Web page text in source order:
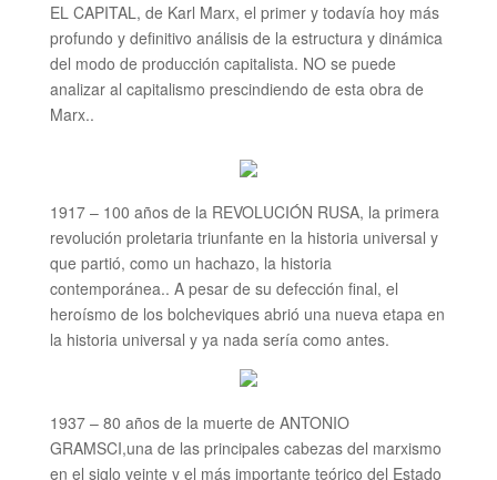
EL CAPITAL, de Karl Marx, el primer y todavía hoy más
profundo y definitivo análisis de la estructura y dinámica
del modo de producción capitalista. NO se puede
analizar al capitalismo prescindiendo de esta obra de
Marx..
1917 – 100 años de la REVOLUCIÓN RUSA, la primera
revolución proletaria triunfante en la historia universal y
que partió, como un hachazo, la historia
contemporánea.. A pesar de su defección final, el
heroísmo de los bolcheviques abrió una nueva etapa en
la historia universal y ya nada sería como antes.
1937 – 80 años de la muerte de ANTONIO
GRAMSCI,una de las principales cabezas del marxismo
en el siglo veinte y el más importante teórico del Estado